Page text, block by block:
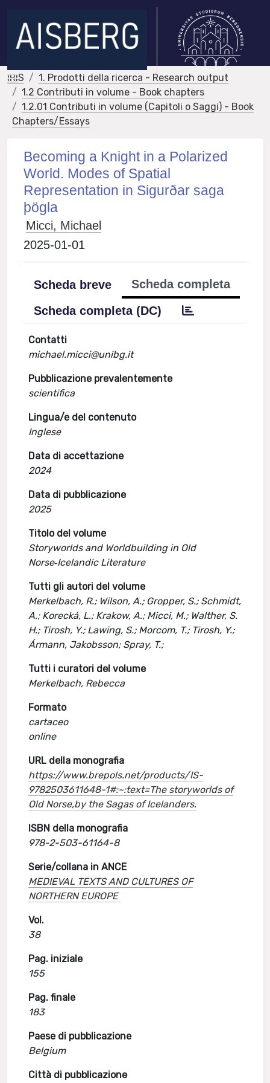
IRIS
1. Prodotti della ricerca - Research output
1.2 Contributi in volume - Book chapters
1.2.01 Contributi in volume (Capitoli o Saggi) - Book
Chapters/Essays
Becoming a Knight in a Polarized
World. Modes of Spatial
Representation in Sigurðar saga
þögla
Micci, Michael
2025-01-01
Scheda breve
Scheda completa
Scheda completa (DC)
Contatti
michael.micci@unibg.it
Pubblicazione prevalentemente
scientifica
Lingua/e del contenuto
Inglese
Data di accettazione
2024
Data di pubblicazione
2025
Titolo del volume
Storyworlds and Worldbuilding in Old
Norse‑Icelandic Literature
Tutti gli autori del volume
Merkelbach, R.; Wilson, A.; Gropper, S.; Schmidt,
A.; Korecká, L.; Krakow, A.; Micci, M.; Walther, S.
H.; Tirosh, Y.; Lawing, S.; Morcom, T.; Tirosh, Y.;
Ármann, Jakobsson; Spray, T.;
Tutti i curatori del volume
Merkelbach, Rebecca
Formato
cartaceo
online
URL della monografia
https://www.brepols.net/products/IS-
9782503611648-1#:~:text=The storyworlds of
Old Norse,by the Sagas of Icelanders.
ISBN della monografia
978-2-503-61164-8
Serie/collana in ANCE
MEDIEVAL TEXTS AND CULTURES OF
NORTHERN EUROPE
Vol.
38
Pag. iniziale
155
Pag. finale
183
Paese di pubblicazione
Belgium
Città di pubblicazione